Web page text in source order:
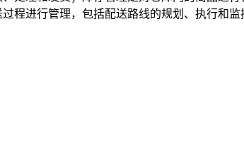
程进行管理，包括配送路线的规划、执行和